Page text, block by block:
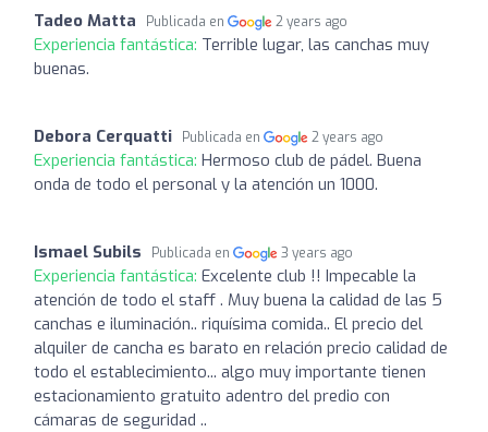
Tadeo Matta Publicada en 2 years ago
Experiencia fantástica: Terrible lugar, las canchas muy
buenas.
Debora Cerquatti Publicada en 2 years ago
Experiencia fantástica: Hermoso club de pádel. Buena
onda de todo el personal y la atención un 1000.
Ismael Subils Publicada en 3 years ago
Experiencia fantástica: Excelente club !! Impecable la
atención de todo el staff . Muy buena la calidad de las 5
canchas e iluminación.. riquísima comida.. El precio del
alquiler de cancha es barato en relación precio calidad de
todo el establecimiento... algo muy importante tienen
estacionamiento gratuito adentro del predio con
cámaras de seguridad ..